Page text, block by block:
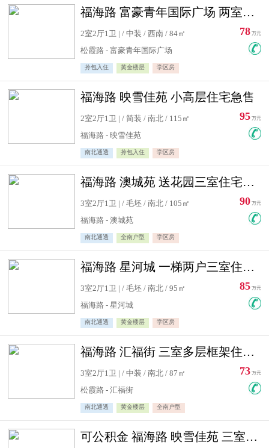
福海路 富豪青年国际广场 两室住宅急售
2室2厅1卫 | / 中装 / 西南 / 84㎡
松霞路 - 富豪青年国际广场
拎包入住 黄金楼层 学区房
78 万元
福海路 映雪佳苑 小高层住宅急售
2室2厅1卫 | / 简装 / 南北 / 115㎡
福海路 - 映雪佳苑
南北通透 拎包入住 学区房
95 万元
福海路 澳城苑 送花园三室住宅急售
3室2厅1卫 | / 毛坯 / 南北 / 105㎡
福海路 - 澳城苑
南北通透 全南户型 学区房
90 万元
福海路 星河城 一梯两户三室住宅急售
3室2厅1卫 | / 毛坯 / 南北 / 95㎡
福海路 - 星河城
南北通透 黄金楼层 学区房
85 万元
福海路 汇福街 三室多层框架住宅急售
3室2厅1卫 | / 中装 / 南北 / 87㎡
松霞路 - 汇福街
南北通透 黄金楼层 全南户型
73 万元
可公积金 福海路 映雪佳苑 三室住宅急售送小棚